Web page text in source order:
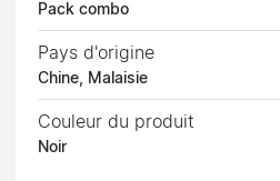
Pack combo
Pays d'origine
Chine, Malaisie
Couleur du produit
Noir